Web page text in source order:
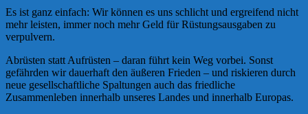
Es ist ganz einfach: Wir können es uns schlicht und ergreifend nicht
mehr leisten, immer noch mehr Geld für Rüstungsausgaben zu
verpulvern.
Abrüsten statt Aufrüsten – daran führt kein Weg vorbei. Sonst
gefährden wir dauerhaft den äußeren Frieden – und riskieren durch
neue gesellschaftliche Spaltungen auch das friedliche
Zusammenleben innerhalb unseres Landes und innerhalb Europas.